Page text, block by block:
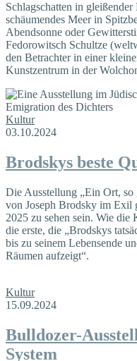
Schlagschatten in
schäumendes Meer in
Abendsonne oder
Fedorowitsch Schultze
den Betrachter in einer
Kunstzentrum in der
Kultur
03.10.2024
Brodskys beste
Die Ausstellung „Ein Ort, so
von Joseph Brodsky im Exil
2025 zu sehen sein. Wie die
die erste, die „Brodskys
bis zu seinem Lebensende
Räumen aufzeigt“.
Kultur
15.09.2024
Bulldozer-
System